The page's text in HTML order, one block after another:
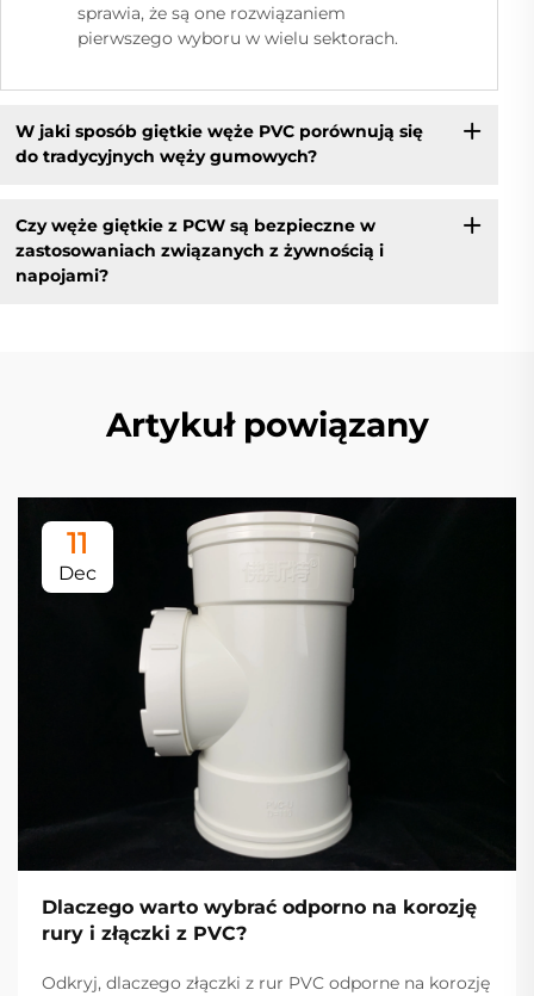
sprawia, że są one rozwiązaniem
pierwszego wyboru w wielu sektorach.
W jaki sposób giętkie węże PVC porównują się
do tradycyjnych węży gumowych?
Czy węże giętkie z PCW są bezpieczne w
zastosowaniach związanych z żywnością i
napojami?
Artykuł powiązany
11
Dec
Dlaczego warto wybrać odporno na korozję
rury i złączki z PVC?
Odkryj, dlaczego złączki z rur PVC odporne na korozję